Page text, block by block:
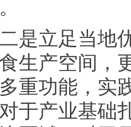
立足当地优
生产空间，
重功能，实
于产业基础